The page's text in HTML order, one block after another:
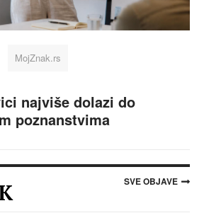
MojZnak.rs
najviše dolazi do
poznanstvima
SVE OBJAVE